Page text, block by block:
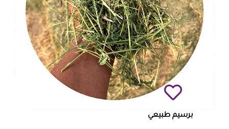
برسيم طبيعي